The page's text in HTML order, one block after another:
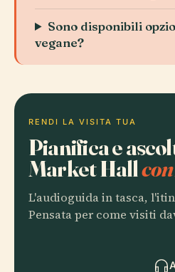
Sono disponibili
vegane?
RENDI LA VISITA TUA
Pianifica e
Market Hall
L'audioguida in tasca,
Pensata per come visiti